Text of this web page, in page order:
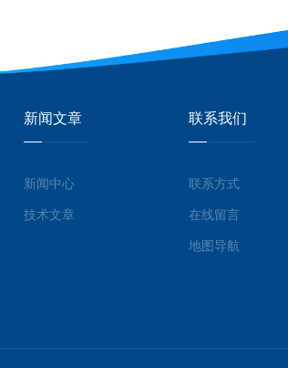
新闻文章
新闻中心
技术文章
联系我们
联系方式
在线留言
地图导航